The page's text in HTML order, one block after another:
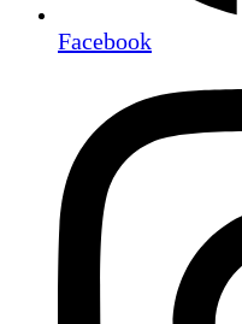
Facebook